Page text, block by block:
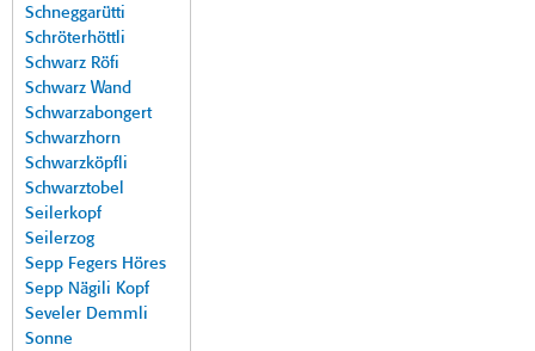
Schneggarütti
Schröterhöttli
Schwarz Röfi
Schwarz Wand
Schwarzabongert
Schwarzhorn
Schwarzköpfli
Schwarztobel
Seilerkopf
Seilerzog
Sepp Fegers Höres
Sepp Nägili Kopf
Seveler Demmli
Sonne